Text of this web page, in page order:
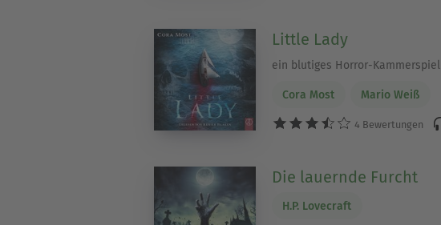
Little Lady
ein blutiges Horror-Kammerspiel
Cora Most Mario Weiß
4 Bewertungen
Die lauernde Furcht
H.P. Lovecraft